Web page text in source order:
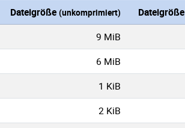
Dateigröße (unkomprimiert) Dateigröße
9 MiB
6 MiB
1 KiB
2 KiB